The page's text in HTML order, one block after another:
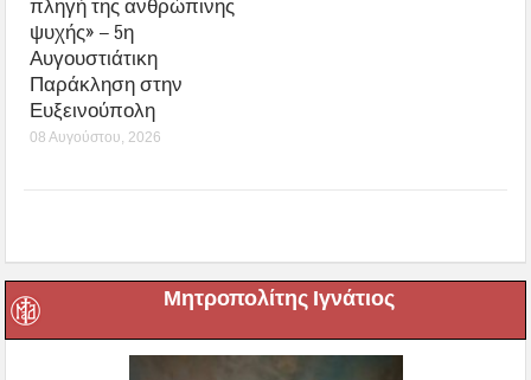
πληγή της ανθρώπινης
ψυχής» – 5η
Αυγουστιάτικη
Παράκληση στην
Ευξεινούπολη
08 Αυγούστου, 2026
Μητροπολίτης Ιγνάτιος